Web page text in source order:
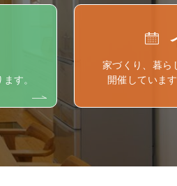
す。
家づくり、暮ら
開催していま